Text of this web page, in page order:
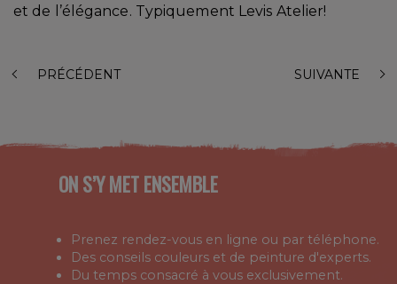
et de l’élégance. Typiquement Levis Atelier!
PRÉCÉDENT SUIVANTE
ON S’Y MET ENSEMBLE
Prenez rendez-vous en ligne ou par téléphone.
Des conseils couleurs et de peinture d'experts.
Du temps consacré à vous exclusivement.